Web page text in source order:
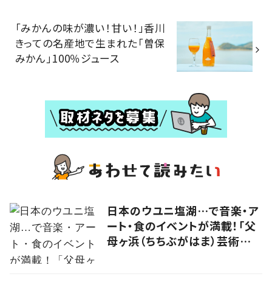
「みかんの味が濃い！甘い！」香川
きっての名産地で生まれた「曽保
みかん」100％ジュース
日本のウユニ塩湖…で音楽・ア
ート・食のイベントが満載！「父
母ヶ浜（ちちぶがはま）芸術祭